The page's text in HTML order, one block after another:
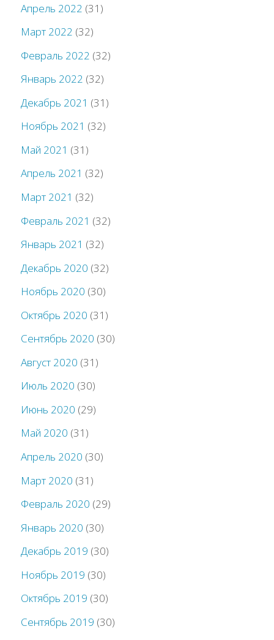
Апрель 2022 (31)
Март 2022 (32)
Февраль 2022 (32)
Январь 2022 (32)
Декабрь 2021 (31)
Ноябрь 2021 (32)
Май 2021 (31)
Апрель 2021 (32)
Март 2021 (32)
Февраль 2021 (32)
Январь 2021 (32)
Декабрь 2020 (32)
Ноябрь 2020 (30)
Октябрь 2020 (31)
Сентябрь 2020 (30)
Август 2020 (31)
Июль 2020 (30)
Июнь 2020 (29)
Май 2020 (31)
Апрель 2020 (30)
Март 2020 (31)
Февраль 2020 (29)
Январь 2020 (30)
Декабрь 2019 (30)
Ноябрь 2019 (30)
Октябрь 2019 (30)
Сентябрь 2019 (30)